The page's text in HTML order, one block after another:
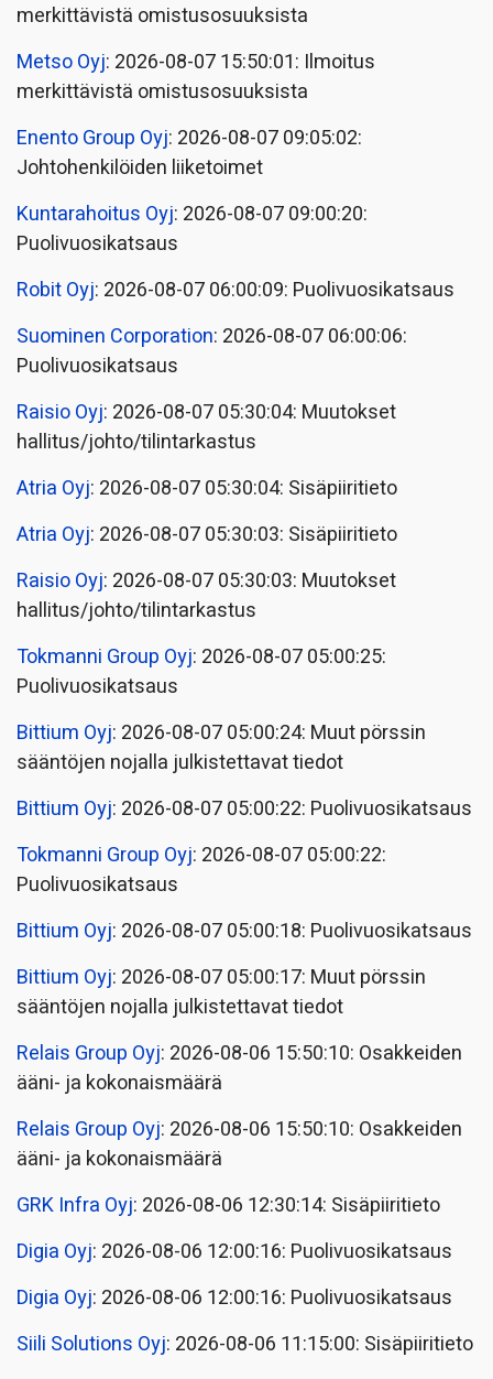
merkittävistä omistusosuuksista
Metso Oyj: 2026-08-07 15:50:01: Ilmoitus
merkittävistä omistusosuuksista
Enento Group Oyj: 2026-08-07 09:05:02:
Johtohenkilöiden liiketoimet
Kuntarahoitus Oyj: 2026-08-07 09:00:20:
Puolivuosikatsaus
Robit Oyj: 2026-08-07 06:00:09: Puolivuosikatsaus
Suominen Corporation: 2026-08-07 06:00:06:
Puolivuosikatsaus
Raisio Oyj: 2026-08-07 05:30:04: Muutokset
hallitus/johto/tilintarkastus
Atria Oyj: 2026-08-07 05:30:04: Sisäpiiritieto
Atria Oyj: 2026-08-07 05:30:03: Sisäpiiritieto
Raisio Oyj: 2026-08-07 05:30:03: Muutokset
hallitus/johto/tilintarkastus
Tokmanni Group Oyj: 2026-08-07 05:00:25:
Puolivuosikatsaus
Bittium Oyj: 2026-08-07 05:00:24: Muut pörssin
sääntöjen nojalla julkistettavat tiedot
Bittium Oyj: 2026-08-07 05:00:22: Puolivuosikatsaus
Tokmanni Group Oyj: 2026-08-07 05:00:22:
Puolivuosikatsaus
Bittium Oyj: 2026-08-07 05:00:18: Puolivuosikatsaus
Bittium Oyj: 2026-08-07 05:00:17: Muut pörssin
sääntöjen nojalla julkistettavat tiedot
Relais Group Oyj: 2026-08-06 15:50:10: Osakkeiden
ääni- ja kokonaismäärä
Relais Group Oyj: 2026-08-06 15:50:10: Osakkeiden
ääni- ja kokonaismäärä
GRK Infra Oyj: 2026-08-06 12:30:14: Sisäpiiritieto
Digia Oyj: 2026-08-06 12:00:16: Puolivuosikatsaus
Digia Oyj: 2026-08-06 12:00:16: Puolivuosikatsaus
Siili Solutions Oyj: 2026-08-06 11:15:00: Sisäpiiritieto